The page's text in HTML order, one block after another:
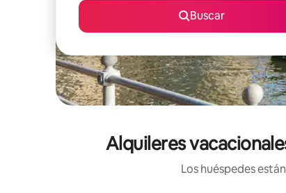
Buscar
Alquileres
Los huéspedes